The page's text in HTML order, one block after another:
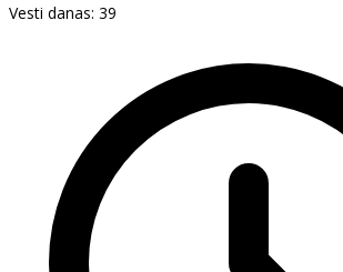
Vesti danas: 39